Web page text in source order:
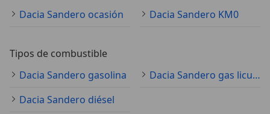
Dacia Sandero ocasión
Dacia Sandero KM0
Tipos de combustible
Dacia Sandero gasolina
Dacia Sandero gas licuado (GLP)
Dacia Sandero diésel